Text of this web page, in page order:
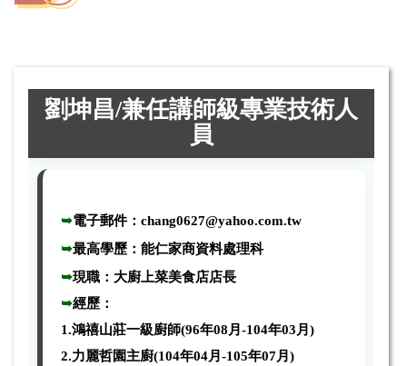
劉坤昌/兼任講師級專業技術人
員
➥電子郵件： chang0627@yahoo.com.tw
➥最高學歷： 能仁家商資料處理科
➥現職 ： 大廚上菜美食店店長
➥經歷 ：
1.鴻禧山莊一級廚師(96年08月-104年03月)
2.力麗哲園主廚(104年04月-105年07月)